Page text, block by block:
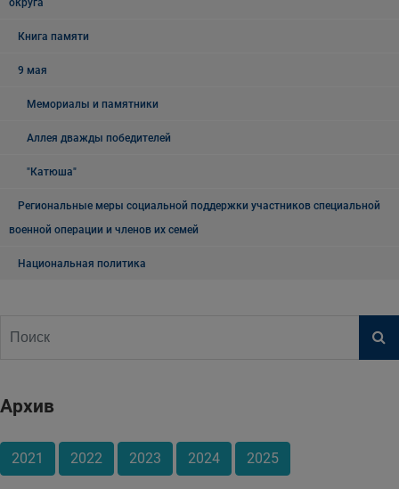
округа
Книга памяти
9 мая
Мемориалы и памятники
Аллея дважды победителей
"Катюша"
Региональные меры социальной поддержки участников специальной
военной операции и членов их семей
Национальная политика
Архив
2021 2022 2023 2024 2025